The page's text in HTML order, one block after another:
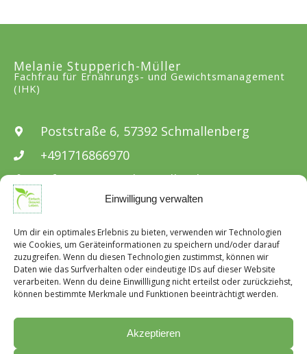
Einwilligung verwalten
Um dir ein optimales Erlebnis zu bieten, verwenden wir Technologien
wie Cookies, um Geräteinformationen zu speichern und/oder darauf
zuzugreifen. Wenn du diesen Technologien zustimmst, können wir
Daten wie das Surfverhalten oder eindeutige IDs auf dieser Website
verarbeiten. Wenn du deine Einwillligung nicht erteilst oder zurückziehst,
können bestimmte Merkmale und Funktionen beeinträchtigt werden.
Akzeptieren
Melanie Stupperich-Müller
Fachfrau für Ernährungs- und Gewichtsmanagement
(IHK)
Poststraße 6, 57392 Schmallenberg
+491716866970
info@stupperich-mueller.de
Social Media
instagram
facebook
Cookie-Richtlinie (EU)